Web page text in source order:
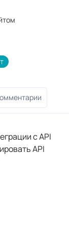
с API
API